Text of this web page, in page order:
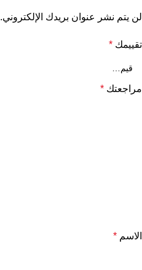
لن يتم نشر عنوان بريدك الإلكتروني.
تقييمك *
مراجعتك *
الاسم *